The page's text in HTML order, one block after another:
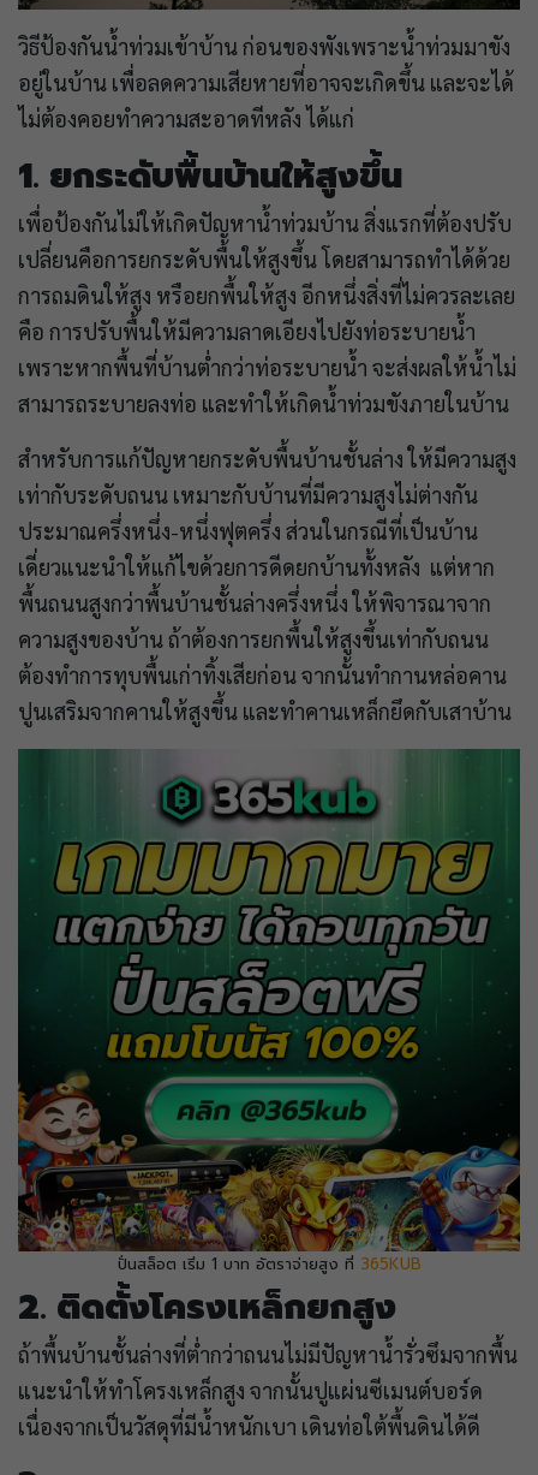
วิธีป้องกันน้ำท่วมเข้าบ้าน ก่อนของพังเพราะน้ำท่วมมาขัง
อยู่ในบ้าน เพื่อลดความเสียหายที่อาจจะเกิดขึ้น และจะได้
ไม่ต้องคอยทำความสะอาดทีหลัง ได้แก่
1. ยกระดับพื้นบ้านให้สูงขึ้น
เพื่อป้องกันไม่ให้เกิดปัญหาน้ำท่วมบ้าน สิ่งแรกที่ต้องปรับ
เปลี่ยนคือการยกระดับพื้นให้สูงขึ้น โดยสามารถทำได้ด้วย
การถมดินให้สูง หรือยกพื้นให้สูง อีกหนึ่งสิ่งที่ไม่ควรละเลย
คือ การปรับพื้นให้มีความลาดเอียงไปยังท่อระบายน้ำ
เพราะหากพื้นที่บ้านต่ำกว่าท่อระบายน้ำ จะส่งผลให้น้ำไม่
สามารถระบายลงท่อ และทำให้เกิดน้ำท่วมขังภายในบ้าน
สำหรับการแก้ปัญหายกระดับพื้นบ้านชั้นล่าง ให้มีความสูง
เท่ากับระดับถนน เหมาะกับบ้านที่มีความสูงไม่ต่างกัน
ประมาณครึ่งหนึ่ง-หนึ่งฟุตครึ่ง ส่วนในกรณีที่เป็นบ้าน
เดี่ยวแนะนำให้แก้ไขด้วยการดีดยกบ้านทั้งหลัง แต่หาก
พื้นถนนสูงกว่าพื้นบ้านชั้นล่างครึ่งหนึ่ง ให้พิจารณาจาก
ความสูงของบ้าน ถ้าต้องการยกพื้นให้สูงขึ้นเท่ากับถนน
ต้องทำการทุบพื้นเก่าทิ้งเสียก่อน จากนั้นทำกานหล่อคาน
ปูนเสริมจากคานให้สูงขึ้น และทำคานเหล็กยึดกับเสาบ้าน
ปั่นสล็อต เริ่ม 1 บาท อัตราจ่ายสูง ที่ 365KUB
2. ติดตั้งโครงเหล็กยกสูง
ถ้าพื้นบ้านชั้นล่างที่ต่ำกว่าถนนไม่มีปัญหาน้ำรั่วซึมจากพื้น
แนะนำให้ทำโครงเหล็กสูง จากนั้นปูแผ่นซีเมนต์บอร์ด
เนื่องจากเป็นวัสดุที่มีน้ำหนักเบา เดินท่อใต้พื้นดินได้ดี